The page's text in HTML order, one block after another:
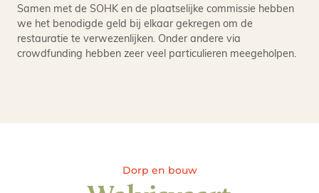
Samen met de SOHK en de plaatselijke commissie hebben
we het benodigde geld bij elkaar gekregen om de
restauratie te verwezenlijken. Onder andere via
crowdfunding hebben zeer veel particulieren meegeholpen.
Dorp en bouw